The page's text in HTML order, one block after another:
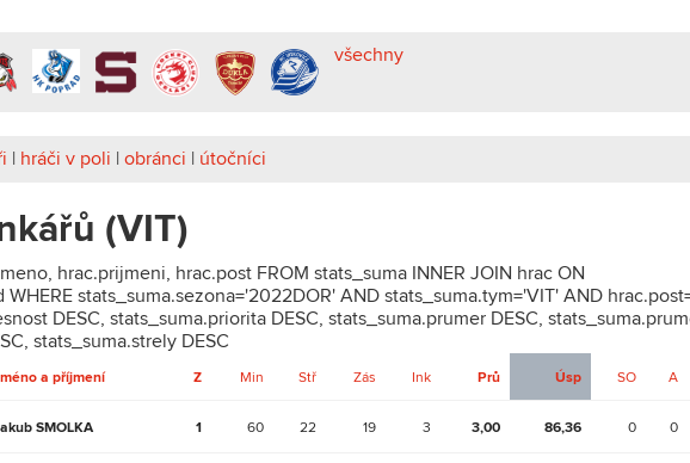
všechny
| hráči v poli | obránci | útočníci
(VIT)
hrac.prijmeni, hrac.post FROM stats_suma INNER JOIN hrac ON
stats_suma.sezona='2022DOR' AND stats_suma.tym='VIT' AND
DESC, stats_suma.priorita DESC, stats_suma.prumer DESC,
stats_suma.strely DESC
a příjmení Z Min Stř Zás Ink Prů Úsp SO A
SMOLKA 1 60 22 19 3 3,00 86,36 0 0